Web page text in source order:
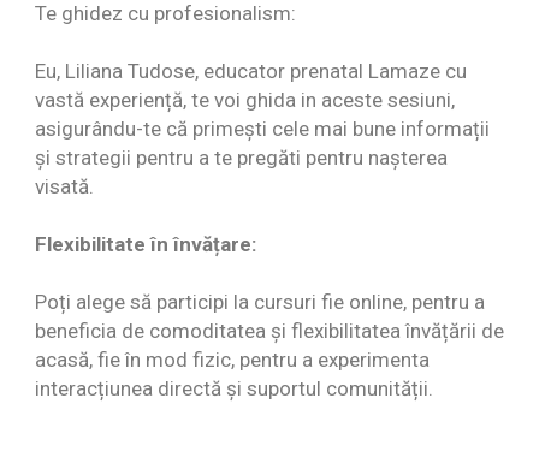
Te ghidez cu profesionalism:
Eu, Liliana Tudose, educator prenatal Lamaze cu
vastă experiență, te voi ghida in aceste sesiuni,
asigurându-te că primești cele mai bune informații
și strategii pentru a te pregăti pentru nașterea
visată.
Flexibilitate în învățare:
Poți alege să participi la cursuri fie online, pentru a
beneficia de comoditatea și flexibilitatea învățării de
acasă, fie în mod fizic, pentru a experimenta
interacțiunea directă și suportul comunității.